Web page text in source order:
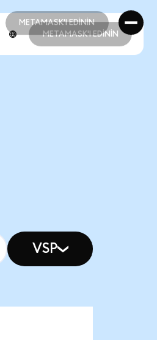
METAMASK'I EDİNİN
METAMASK'I EDİNİN
METAMASK'I EDİNİN
VSP